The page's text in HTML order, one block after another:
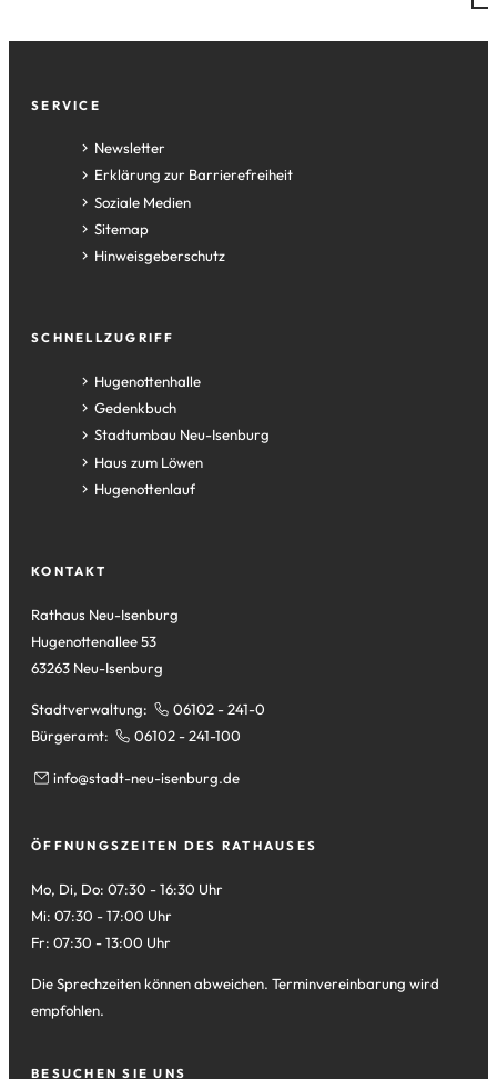
Fußzeile
SERVICE
Newsletter
Erklärung zur Barrierefreiheit
Soziale Medien
Sitemap
Hinweisgeberschutz
SCHNELLZUGRIFF
Hugenottenhalle
(Öffnet
in
einem
neuen
Tab)
Gedenkbuch
(Öffnet
in
einem
neuen
Stadtumbau Neu-Isenburg
(Öffnet
in
einem
Haus zum Löwen
(Öffnet
in
Tab)
Hugenottenlauf
(Öffnet
neuen
KONTAKT
Rathaus Neu-Isenburg
Hugenottenallee 53
63263 Neu-Isenburg
Stadtverwaltung:
06102 - 241-0
Bürgeramt:
06102 - 241-100
info stadt-neu-isenburg de
ÖFFNUNGSZEITEN DES RATHAUSES
Mo, Di, Do: 07:30 - 16:30 Uhr
Mi: 07:30 - 17:00 Uhr
Fr: 07:30 - 13:00 Uhr
Die Sprechzeiten können abweichen. Terminvereinbarung wird
empfohlen.
BESUCHEN SIE UNS